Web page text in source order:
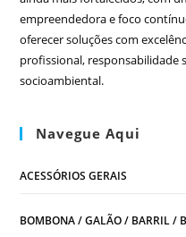
empreendedora e foco
oferecer soluções com
profissional, responsabilidade
socioambiental.
Navegue Aqui
ACESSÓRIOS GERAIS
BOMBONA / GALÃO / BARRIL /